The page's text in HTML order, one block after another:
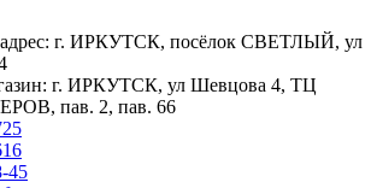
г. ИРКУТСК, посёлок СВЕТЛЫЙ, ул
г. ИРКУТСК, ул Шевцова 4, ТЦ
пав. 2, пав. 66
45